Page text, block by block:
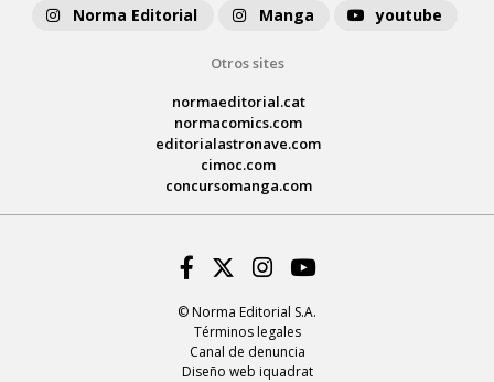
Norma Editorial
Manga youtube
Otros sites
normaeditorial.cat
normacomics.com
editorialastronave.com
cimoc.com
concursomanga.com
© Norma Editorial S.A.
Términos legales
Canal de denuncia
Diseño web iquadrat
Facebook
Twitter
Instagram
Youtube